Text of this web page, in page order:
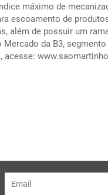
máximo de
escoamento de
além de possuir um
da B3,
acesse: